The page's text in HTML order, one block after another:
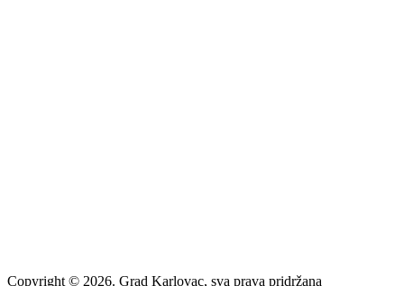
Copyright © 2026. Grad Karlovac, sva prava pridržana